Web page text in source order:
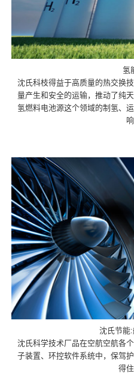
氢
沈氏科枝得益于高质量的热交换
量产生和安全的运输，推动了纯
氢燃料电池源这个领域的制氢、
响
沈氏节能
沈氏科学技术厂品在空航空航各
子装置、环控软件系统中，保驾
得住